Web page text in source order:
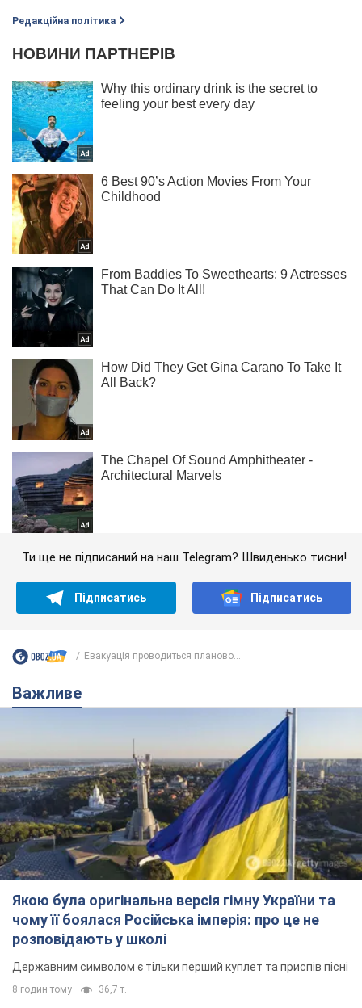
Редакційна політика
Ти ще не підписаний на наш Telegram? Швиденько тисни!
Підписатись Підписатись
Евакуація проводиться планово...
Важливе
Якою була оригінальна версія гімну України та
чому її боялася Російська імперія: про це не
розповідають у школі
Державним символом є тільки перший куплет та приспів пісні
8 годин тому 36,7 т.